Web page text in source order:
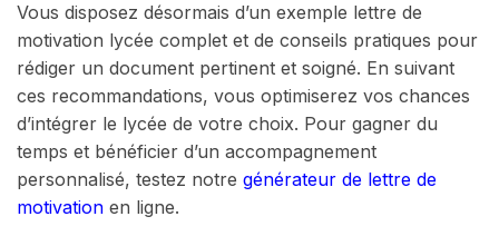
Vous disposez désormais d’un exemple lettre de
motivation lycée complet et de conseils pratiques pour
rédiger un document pertinent et soigné. En suivant
ces recommandations, vous optimiserez vos chances
d’intégrer le lycée de votre choix. Pour gagner du
temps et bénéficier d’un accompagnement
personnalisé, testez notre générateur de lettre de
motivation en ligne.